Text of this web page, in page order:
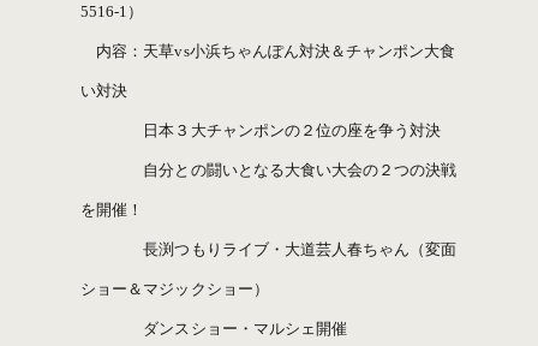
5516-1）
内容：天草vs小浜ちゃんぽん対決＆チャンポン大食
い対決
日本３大チャンポンの２位の座を争う対決
自分との闘いとなる大食い大会の２つの決戦
を開催！
長渕つもりライブ・大道芸人春ちゃん（変面
ショー＆マジックショー）
ダンスショー・マルシェ開催